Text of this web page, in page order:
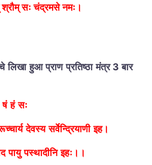
सः चंद्रमसे नमः।
लिखा हुआ प्राण प्रतिष्ठा मंत्र3बार
षं हं सः
देवस्य सर्वेन्द्रियाणी इह।
पायु पस्थादीनि इहः।।